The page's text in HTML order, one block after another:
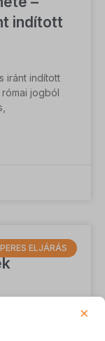
indított
iránt indított
jogból
PERES ELJÁRÁS
×